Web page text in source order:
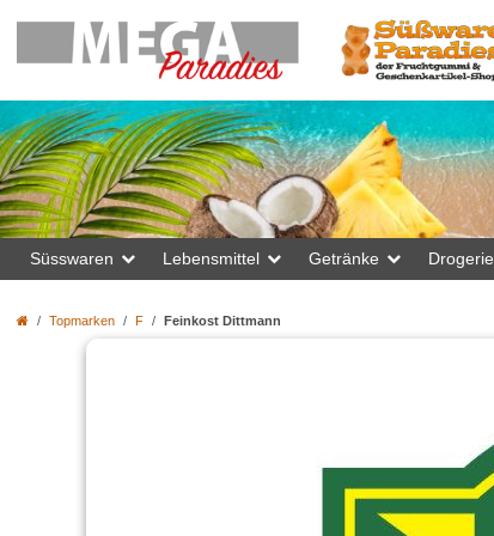
Süsswaren Lebensmittel Getränke Drogerie
Topmarken F Feinkost Dittmann